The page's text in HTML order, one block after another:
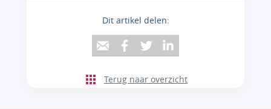
Dit artikel delen:
Terug naar overzicht